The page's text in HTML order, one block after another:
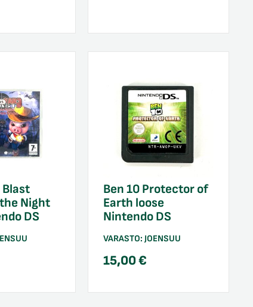
Night
DS
Ben 10 Protector of
Earth loose
Nintendo DS
VARASTO:JOENSUU
15,00€